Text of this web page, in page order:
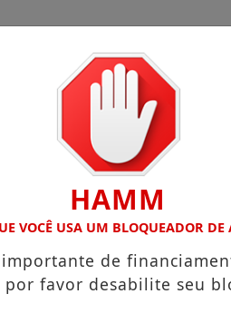
a R$ 3,8 mil
Igreja do Divino
ao Canadá e destaca o
paranaense abre
a casa destruída por
homem em Palmas
HAMM
VOCÊ USA UM BLOQUEADOR
de
favor desabilite seu